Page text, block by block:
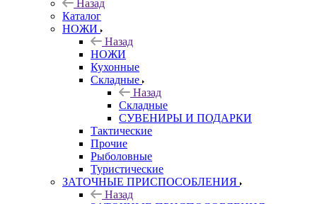
Назад
Каталог
НОЖИ
Назад
НОЖИ
Кухонные
Складные
Назад
Складные
СУВЕНИРЫ И ПОДАРКИ
Тактические
Прочие
Рыболовные
Туристические
ЗАТОЧНЫЕ ПРИСПОСОБЛЕНИЯ
Назад